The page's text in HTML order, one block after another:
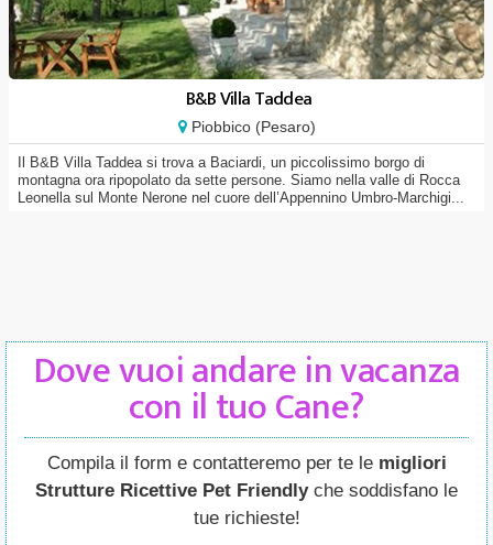
B&B Villa Taddea
Piobbico (Pesaro)
Il B&B Villa Taddea si trova a Baciardi, un piccolissimo borgo di
montagna ora ripopolato da sette persone. Siamo nella valle di Rocca
Leonella sul Monte Nerone nel cuore dell’Appennino Umbro-Marchigi...
Dove vuoi andare in vacanza
con il tuo Cane?
Compila il form e contatteremo per te le migliori
Strutture Ricettive Pet Friendlyche soddisfano le
tue richieste!